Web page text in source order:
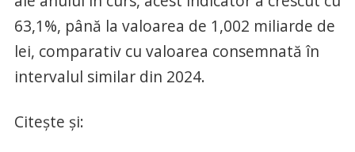
63,1%, până la valoarea de 1,002 miliarde de
lei, comparativ cu valoarea consemnată în
intervalul similar din 2024.
Citește și: